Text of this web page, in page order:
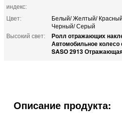
индекс:
Цвет:
Белый/ Желтый/
Черный/ Серый
Высокий свет:
Ролл отражающих
Автомобильное
SASO 2913
Описание продукта: